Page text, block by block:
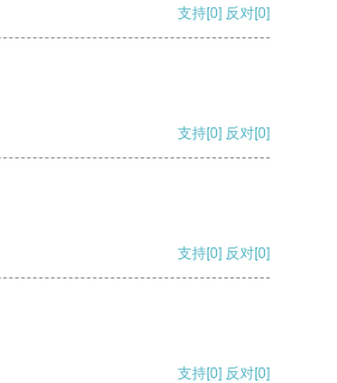
支持[0] 反对[0]
支持[0] 反对[0]
支持[0] 反对[0]
支持[0] 反对[0]